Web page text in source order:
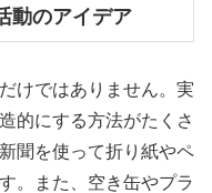
動のアイデア
けではありません。実
的にする方法がたくさ
聞を使って折り紙やペ
。また、空き缶やプラ